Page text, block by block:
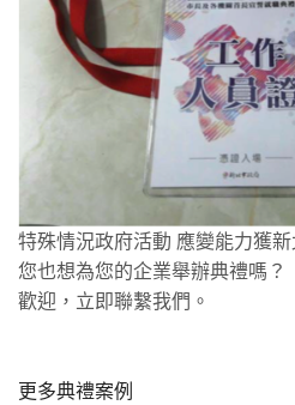
特殊情況政府活動 應變能力獲
您也想為您的企業舉辦典禮嗎？
歡迎，立即聯繫我們。
更多典禮案例